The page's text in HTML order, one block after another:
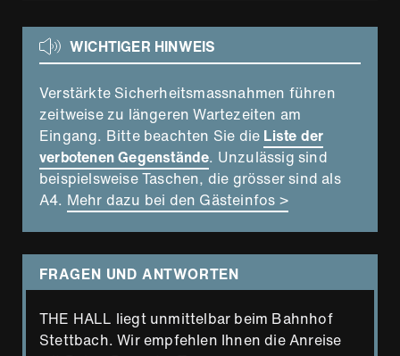
WICHTIGER HINWEIS
Verstärkte Sicherheitsmassnahmen führen
zeitweise zu längeren Wartezeiten am
Eingang. Bitte beachten Sie die Liste der
verbotenen Gegenstände. Unzulässig sind
beispielsweise Taschen, die grösser sind als
A4. Mehr dazu bei den Gästeinfos >
FRAGEN UND ANTWORTEN
THE HALL liegt unmittelbar beim Bahnhof
Stettbach. Wir empfehlen Ihnen die Anreise